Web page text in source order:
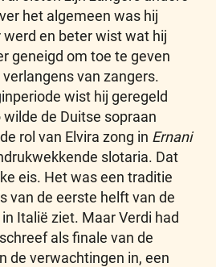
het algemeen was hij
en beter wist wat hij
geneigd om toe te geven
van zangers.
wist hij geregeld
wilde de Duitse sopraan
rol van Elvira zong in Ernani
slotaria. Dat
eis. Het was een traditie
van de eerste helft van de
Italië ziet. Maar Verdi had
als finale van de
de verwachtingen in, een